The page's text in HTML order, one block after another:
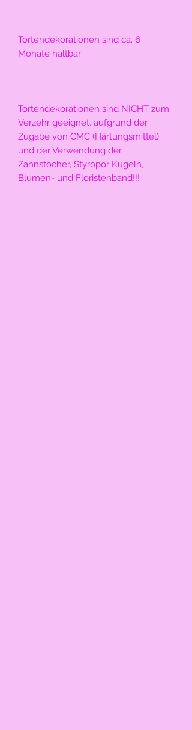
Tortendekorationen sind ca. 6
Monate haltbar
Tortendekorationen sind NICHT zum
Verzehr geeignet, aufgrund der
Zugabe von CMC (Härtungsmittel)
und der Verwendung der
Zahnstocher, Styropor Kugeln,
Blumen- und Floristenband!!!